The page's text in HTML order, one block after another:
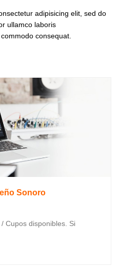
adipisicing elit, sed do
ullamco laboris
consequat.
Sonoro
Cupos disponibles. Si